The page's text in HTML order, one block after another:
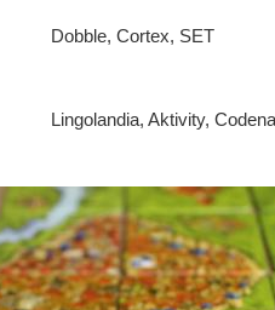
Dobble, Cortex, SET
Lingolandia, Aktivity,